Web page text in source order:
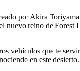
por Akira
reino de Forest
vehículos que te
en este desierto.